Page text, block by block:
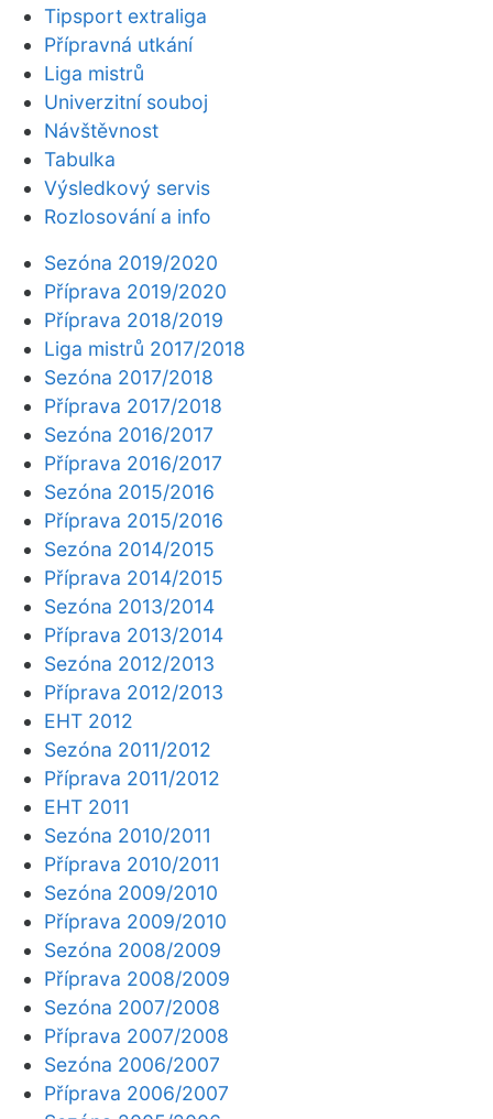
Tipsport extraliga
Přípravná utkání
Liga mistrů
Univerzitní souboj
Návštěvnost
Tabulka
Výsledkový servis
Rozlosování a info
Sezóna 2019/2020
Příprava 2019/2020
Příprava 2018/2019
Liga mistrů 2017/2018
Sezóna 2017/2018
Příprava 2017/2018
Sezóna 2016/2017
Příprava 2016/2017
Sezóna 2015/2016
Příprava 2015/2016
Sezóna 2014/2015
Příprava 2014/2015
Sezóna 2013/2014
Příprava 2013/2014
Sezóna 2012/2013
Příprava 2012/2013
EHT 2012
Sezóna 2011/2012
Příprava 2011/2012
EHT 2011
Sezóna 2010/2011
Příprava 2010/2011
Sezóna 2009/2010
Příprava 2009/2010
Sezóna 2008/2009
Příprava 2008/2009
Sezóna 2007/2008
Příprava 2007/2008
Sezóna 2006/2007
Příprava 2006/2007